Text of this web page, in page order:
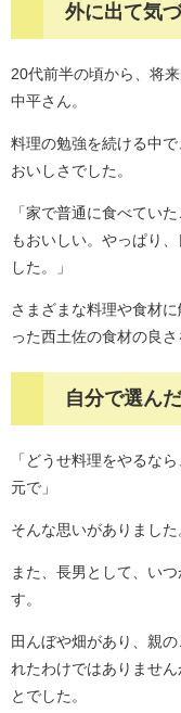
外に出て気
20代前半の頃から、将
中平さん。
料理の勉強を続ける中
おいしさでした。
「家で普通に食べてい
もおいしい。やっぱり
した。」
さまざまな料理や食材
った西土佐の食材の良
自分で選ん
「どうせ料理をやるな
元で」
そんな思いがありました
また、長男として、い
す。
田んぼや畑があり、親
れたわけではありませ
とでした。